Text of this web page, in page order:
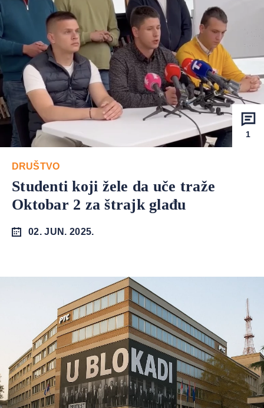
1
DRUŠTVO
Studenti koji žele da uče traže
Oktobar 2 za štrajk glađu
02. JUN. 2025.